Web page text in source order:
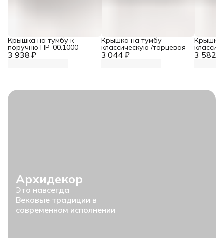
3 938 ₽
Крышка на тумбу к
поручню ПР-00.1000
3 044 ₽
Крышка на тумбу
классическую /торцевая
3 582 ₽
Крышка
Архидекор
Это навсегда
Вековые традиции в
современном исполнении